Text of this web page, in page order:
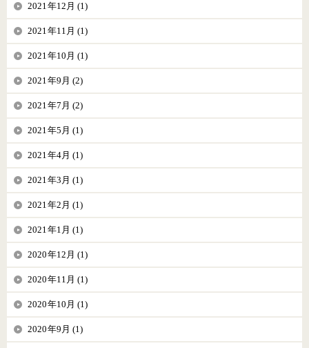
2021年12月 (1)
2021年11月 (1)
2021年10月 (1)
2021年9月 (2)
2021年7月 (2)
2021年5月 (1)
2021年4月 (1)
2021年3月 (1)
2021年2月 (1)
2021年1月 (1)
2020年12月 (1)
2020年11月 (1)
2020年10月 (1)
2020年9月 (1)